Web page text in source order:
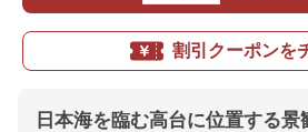
割引クーポンを
日本海を臨む高台に位置する景